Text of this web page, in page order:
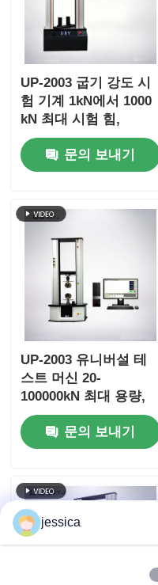
UP-2003 굽기 강도 시
험 기계 1kN에서 1000
kN 최대 시험 힘,
±1.0% 정확도 및
800mm 효과적 팽창 스
트로크
문의 보내기
UP-2003 유니버설 테
스트 머신 20-
100000kN 최대 용량,
±0.5% 정확도, 팽창 압
축 굽기 테스트를 위한
AC 서보 모터
문의 보내기
jessica